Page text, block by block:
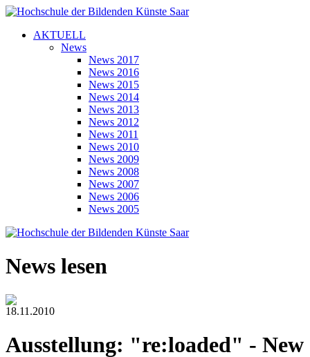
AKTUELL
News
News 2017
News 2016
News 2015
News 2014
News 2013
News 2012
News 2011
News 2010
News 2009
News 2008
News 2007
News 2006
News 2005
News lesen
18.11.2010
Ausstellung: "re:loaded" - New